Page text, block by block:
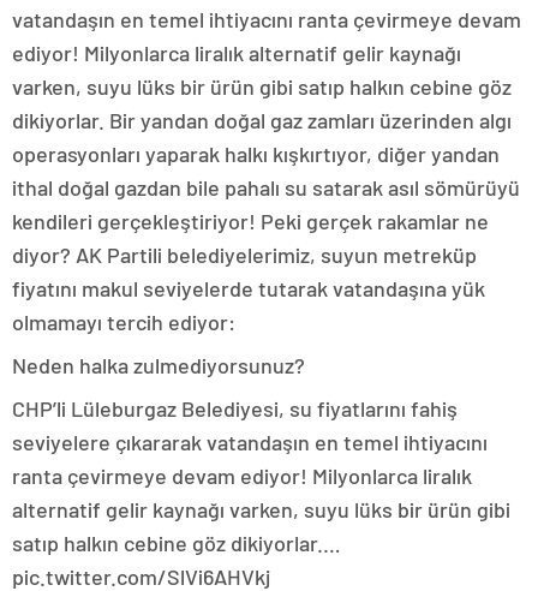
vatandaşın en temel ihtiyacını ranta çevirmeye devam
ediyor! Milyonlarca liralık alternatif gelir kaynağı
varken, suyu lüks bir ürün gibi satıp halkın cebine göz
dikiyorlar. Bir yandan doğal gaz zamları üzerinden algı
operasyonları yaparak halkı kışkırtıyor, diğer yandan
ithal doğal gazdan bile pahalı su satarak asıl sömürüyü
kendileri gerçekleştiriyor! Peki gerçek rakamlar ne
diyor? AK Partili belediyelerimiz, suyun metreküp
fiyatını makul seviyelerde tutarak vatandaşına yük
olmamayı tercih ediyor:
Neden halka zulmediyorsunuz?
CHP’li Lüleburgaz Belediyesi, su fiyatlarını fahiş
seviyelere çıkararak vatandaşın en temel ihtiyacını
ranta çevirmeye devam ediyor! Milyonlarca liralık
alternatif gelir kaynağı varken, suyu lüks bir ürün gibi
satıp halkın cebine göz dikiyorlar.…
pic.twitter.com/SlVi6AHVkj